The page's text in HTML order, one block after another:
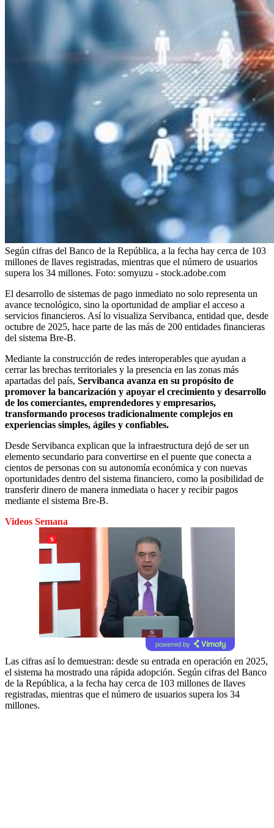
Según cifras del Banco de la República, a la fecha hay cerca de 103
millones de llaves registradas, mientras que el número de usuarios
supera los 34 millones. Foto: somyuzu - stock.adobe.com
El desarrollo de sistemas de pago inmediato no solo representa un
avance tecnológico, sino la oportunidad de ampliar el acceso a
servicios financieros. Así lo visualiza Servibanca, entidad que, desde
octubre de 2025, hace parte de las más de 200 entidades financieras
del sistema Bre-B.
Mediante la construcción de redes interoperables que ayudan a
cerrar las brechas territoriales y la presencia en las zonas más
apartadas del país, Servibanca avanza en su propósito de
promover la bancarización y apoyar el crecimiento y desarrollo
de los comerciantes, emprendedores y empresarios,
transformando procesos tradicionalmente complejos en
experiencias simples, ágiles y confiables.
Desde Servibanca explican que la infraestructura dejó de ser un
elemento secundario para convertirse en el puente que conecta a
cientos de personas con su autonomía económica y con nuevas
oportunidades dentro del sistema financiero, como la posibilidad de
transferir dinero de manera inmediata o hacer y recibir pagos
mediante el sistema Bre-B.
Videos Semana
powered by
Las cifras así lo demuestran: desde su entrada en operación en 2025,
el sistema ha mostrado una rápida adopción. Según cifras del Banco
de la República, a la fecha hay cerca de 103 millones de llaves
registradas, mientras que el número de usuarios supera los 34
millones.